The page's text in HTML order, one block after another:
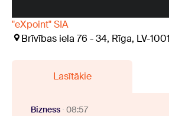
"eXpoint" SIA
Brīvības iela 76 - 34, Rīga, LV-1001
Lasītākie
Bizness 08:57